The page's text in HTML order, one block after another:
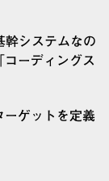
幹システムなの
コーディングス
ーゲットを定義